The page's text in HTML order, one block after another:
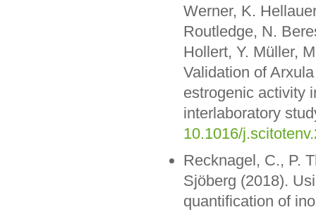
Werner, K.
Routledge, N.
Hollert, Y. Müller,
Validation of
estrogenic activity
interlaboratory
10.1016/
Recknagel, C., P.
Sjöberg (2018).
quantification of